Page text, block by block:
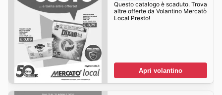
Questo catalogo è scaduto. Trova
altre offerte da Volantino Mercatò
Local Presto!
Apri volantino